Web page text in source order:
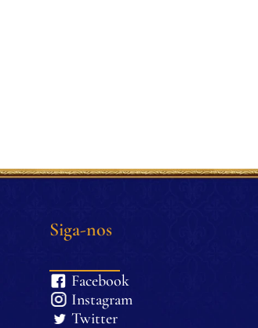
Siga-nos
Facebook
Instagram
Twitter